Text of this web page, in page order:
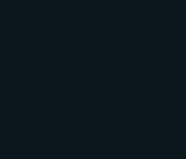
tot sluikerij zal moeten
volgens de bepalingen der
zijn in het land, alwaar het misdrijf
tusschen de Schelde en den
de Nederlandsche binnenwateren
en den Rijn zal, om van Belgie op